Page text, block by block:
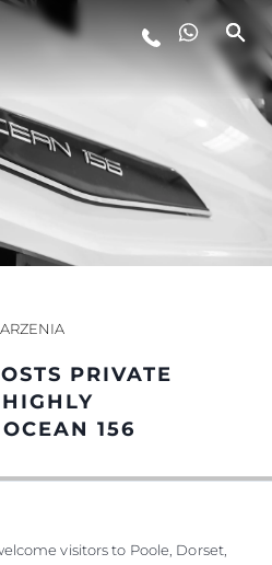
ŻYCIA
ŁÓDŹ
PRIVATE
156
visitors to Poole, Dorset,